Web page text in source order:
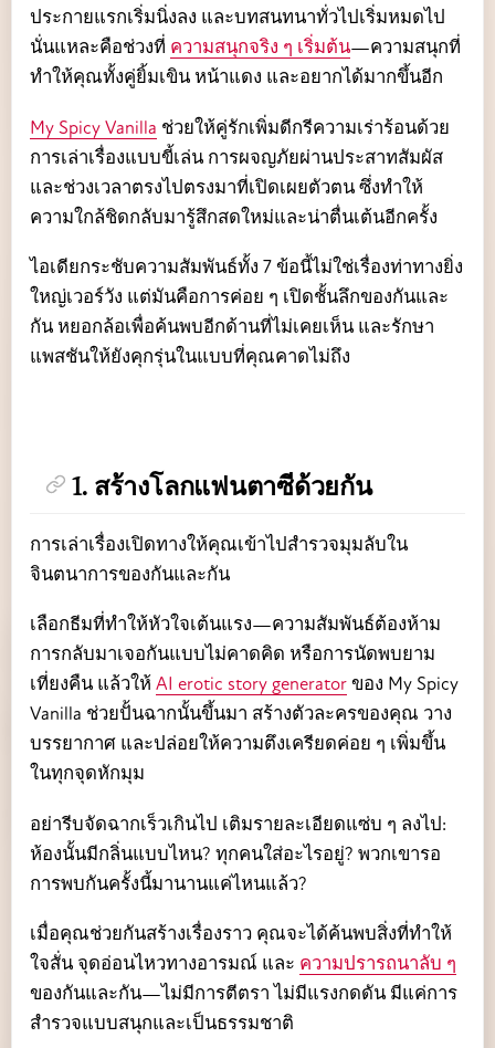
ประกายแรกเริ่มนิ่งลง และบทสนทนาทั่วไปเริ่มหมดไป
นั่นแหละคือช่วงที่ ความสนุกจริง ๆ เริ่มต้น—ความสนุกที่
ทำให้คุณทั้งคู่ยิ้มเขิน หน้าแดง และอยากได้มากขึ้นอีก
My Spicy Vanilla ช่วยให้คู่รักเพิ่มดีกรีความเร่าร้อนด้วย
การเล่าเรื่องแบบขี้เล่น การผจญภัยผ่านประสาทสัมผัส
และช่วงเวลาตรงไปตรงมาที่เปิดเผยตัวตน ซึ่งทำให้
ความใกล้ชิดกลับมารู้สึกสดใหม่และน่าตื่นเต้นอีกครั้ง
ไอเดียกระชับความสัมพันธ์ทั้ง 7 ข้อนี้ไม่ใช่เรื่องท่าทางยิ่ง
ใหญ่เวอร์วัง แต่มันคือการค่อย ๆ เปิดชั้นลึกของกันและ
กัน หยอกล้อเพื่อค้นพบอีกด้านที่ไม่เคยเห็น และรักษา
แพสชันให้ยังคุกรุ่นในแบบที่คุณคาดไม่ถึง
1. สร้างโลกแฟนตาซีด้วยกัน
การเล่าเรื่องเปิดทางให้คุณเข้าไปสำรวจมุมลับใน
จินตนาการของกันและกัน
เลือกธีมที่ทำให้หัวใจเต้นแรง—ความสัมพันธ์ต้องห้าม
การกลับมาเจอกันแบบไม่คาดคิด หรือการนัดพบยาม
เที่ยงคืน แล้วให้ AI erotic story generator​ ของ My Spicy
Vanilla ช่วยปั้นฉากนั้นขึ้นมา สร้างตัวละครของคุณ วาง
บรรยากาศ และปล่อยให้ความตึงเครียดค่อย ๆ เพิ่มขึ้น
ในทุกจุดหักมุม
อย่ารีบจัดฉากเร็วเกินไป เติมรายละเอียดแซ่บ ๆ ลงไป:
ห้องนั้นมีกลิ่นแบบไหน? ทุกคนใส่อะไรอยู่? พวกเขารอ
การพบกันครั้งนี้มานานแค่ไหนแล้ว?
เมื่อคุณช่วยกันสร้างเรื่องราว คุณจะได้ค้นพบสิ่งที่ทำให้
ใจสั่น จุดอ่อนไหวทางอารมณ์ และ ความปรารถนาลับ ๆ
ของกันและกัน—ไม่มีการตีตรา ไม่มีแรงกดดัน มีแค่การ
สำรวจแบบสนุกและเป็นธรรมชาติ